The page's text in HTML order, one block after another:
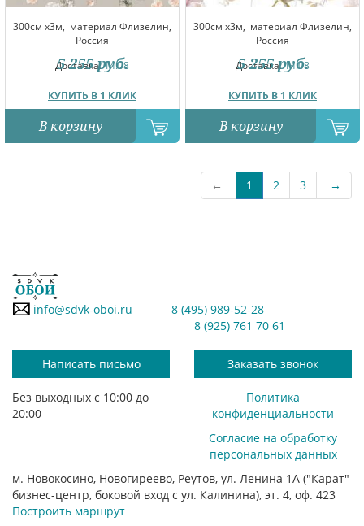
300см x3м, материал Флизелин,
Россия
Доставка:14.08
КУПИТЬ В 1 КЛИК
5 255 руб.
В корзину
300см x3м, материал Флизелин,
Россия
Доставка:14.08
КУПИТЬ В 1 КЛИК
5 255 руб.
В корзину
← 1 2 3 →
info@sdvk-oboi.ru
8 (495) 989-52-28
8 (925) 761 70 61
Написать письмо Заказать звонок
Без выходных с 10:00 до
20:00
Политика
конфиденциальности
Согласие на обработку
персональных данных
м. Новокосино, Новогиреево, Реутов, ул. Ленина 1А ("Карат"
бизнес-центр, боковой вход с ул. Калинина), эт. 4, оф. 423
Построить маршрут